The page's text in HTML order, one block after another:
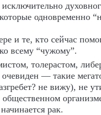
одновременно
и те, кто сейчас
всему “чужому”.
толерастом,
— такие
не вижу), не
рак.